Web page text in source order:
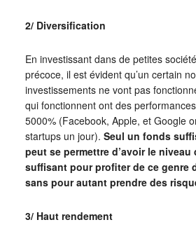
2/ Diversification
En investissant dans de petites
précoce, il est évident qu’un certain
investissements ne vont pas
qui fonctionnent ont des
5000% (Facebook, Apple, et Google
startups un jour). Seul un fonds
peut se permettre d’avoir le
suffisant pour profiter de ce genre
sans pour autant prendre des
3/ Haut rendement